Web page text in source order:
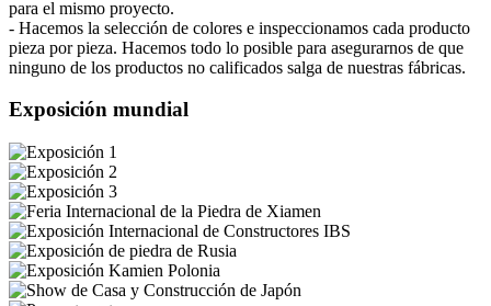
para el mismo proyecto.
- Hacemos la selección de colores e inspeccionamos cada producto
pieza por pieza. Hacemos todo lo posible para asegurarnos de que
ninguno de los productos no calificados salga de nuestras fábricas.
Exposición mundial